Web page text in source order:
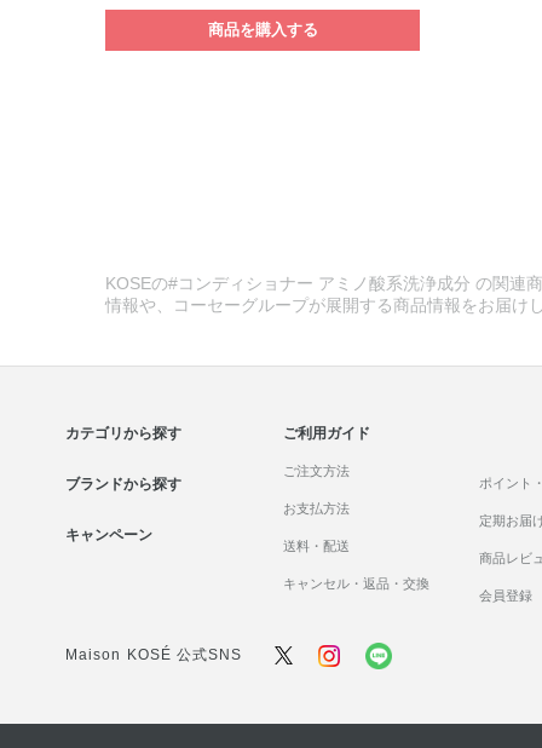
商品を購入する
KOSEの#コンディショナー アミノ酸系洗浄成分 の関連
情報や、コーセーグループが展開する商品情報をお届け
カテゴリから探す
ブランドから探す
キャンペーン
ご利用ガイド
ご注文方法
お支払方法
送料・配送
キャンセル・返品・交換
ポイント
定期お届
商品レビ
会員登録
Maison KOSÉ 公式SNS